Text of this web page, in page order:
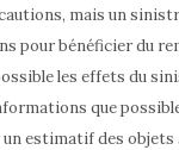
mais un
pour bénéficier du
les effets du
que
estimatif des